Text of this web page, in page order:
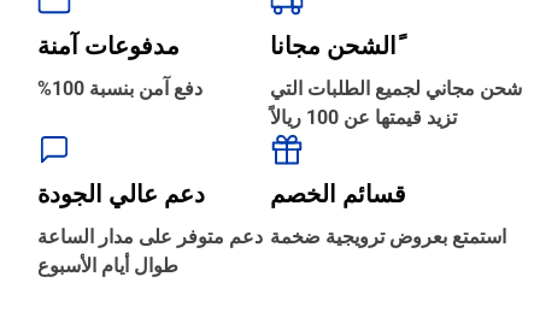
ًالشحن مجانا
شحن مجاني لجميع الطلبات التي
تزيد قيمتها عن 100 ريالاً
مدفوعات آمنة
دفع آمن بنسبة 100%
قسائم الخصم
استمتع بعروض ترويجية ضخمة
دعم عالي الجودة
دعم متوفر على مدار الساعة
طوال أيام الأسبوع
الترجمة والبحوث ‹
الطباعة والأدوات المكتبية
حجز طيران ‹